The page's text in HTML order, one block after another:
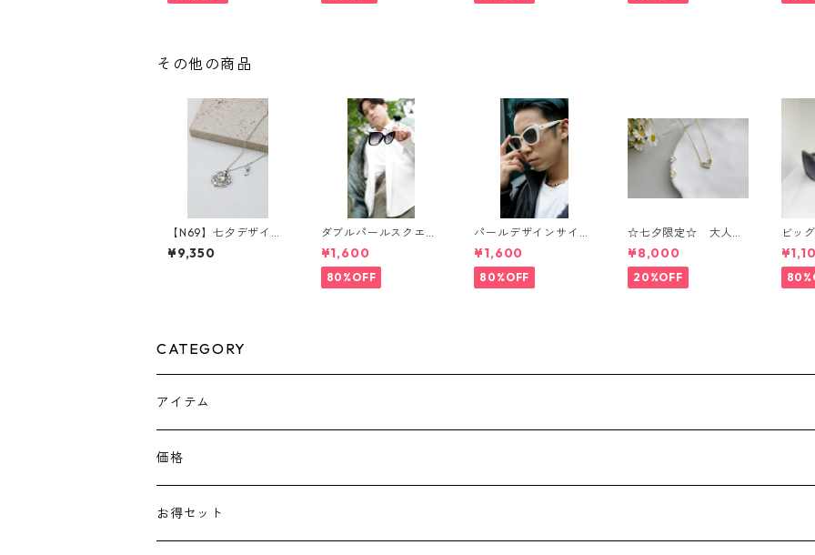
その他の商品
【N69】七夕デザイ
ン 土星モチーフリー
スデザインネックレス
¥9,350
ダブルパールスクエア
シェイプサングラス(Bl
ack) ** SinSin*
¥1,600
80%OFF
パールデザインサイド
フレームサングラス（I
vory）** SinSin*
¥1,600
80%OFF
☆七夕限定☆ 大人可
愛ゴールドハードセッ
ト・ネックレス+ビア
ス
¥8,000
20%OFF
ビッ
ィン
nSin*
CATEGORY
アイテム
ピアス
ネックレス
価格
￥1100～￥2000
お得セット